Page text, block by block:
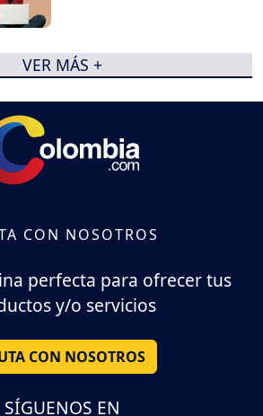
VER MÁS +
CON NOSOTROS
perfecta para ofrecer tus
y/o servicios
CON NOSOTROS
SÍGUENOS EN